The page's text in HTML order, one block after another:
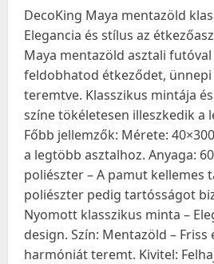
DecoKing Maya mentazöld
Elegancia és stílus az
Maya mentazöld asztali
feldobhatod étkeződet,
teremtve. Klasszikus mintája
színe tökéletesen illeszkedik a
Főbb jellemzők: Mérete:
a legtöbb asztalhoz. Anyaga:
poliészter – A pamut kellemes
poliészter pedig tartósságot
Nyomott klasszikus minta –
design. Szín: Mentazöld – Friss
harmóniát teremt. Kivitel: